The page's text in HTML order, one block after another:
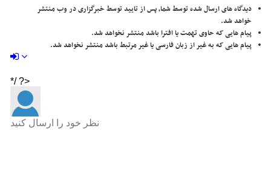
دیدگاه های ارسال شده توسط شما، پس از تایید توسط خبرگزاری در وب منتشر
خواهد شد.
پیام هایی که حاوی تهمت یا افترا باشد منتشر نخواهد شد.
پیام هایی که به غیر از زبان فارسی یا غیر مرتبط باشد منتشر نخواهد شد.